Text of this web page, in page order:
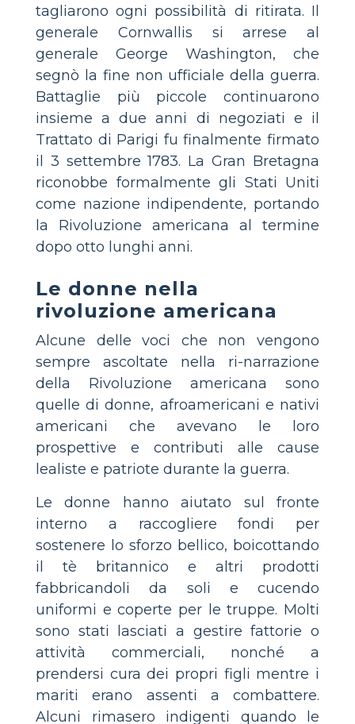
tagliarono ogni possibilità di ritirata. Il
generale Cornwallis si arrese al
generale George Washington, che
segnò la fine non ufficiale della guerra.
Battaglie più piccole continuarono
insieme a due anni di negoziati e il
Trattato di Parigi fu finalmente firmato
il 3 settembre 1783. La Gran Bretagna
riconobbe formalmente gli Stati Uniti
come nazione indipendente, portando
la Rivoluzione americana al termine
dopo otto lunghi anni.
Le donne nella
rivoluzione americana
Alcune delle voci che non vengono
sempre ascoltate nella ri-narrazione
della Rivoluzione americana sono
quelle di donne, afroamericani e nativi
americani che avevano le loro
prospettive e contributi alle cause
lealiste e patriote durante la guerra.
Le donne hanno aiutato sul fronte
interno a raccogliere fondi per
sostenere lo sforzo bellico, boicottando
il tè britannico e altri prodotti
fabbricandoli da soli e cucendo
uniformi e coperte per le truppe. Molti
sono stati lasciati a gestire fattorie o
attività commerciali, nonché a
prendersi cura dei propri figli mentre i
mariti erano assenti a combattere.
Alcuni rimasero indigenti quando le